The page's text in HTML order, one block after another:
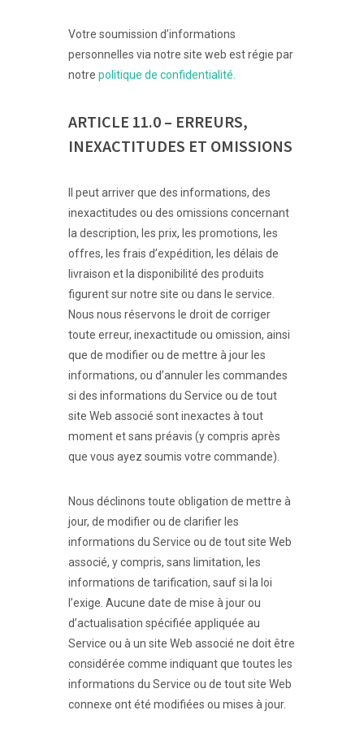
Votre soumission d’informations
personnelles via notre site web est régie par
notre politique de confidentialité.
ARTICLE 11.0 – ERREURS,
INEXACTITUDES ET OMISSIONS
Il peut arriver que des informations, des
inexactitudes ou des omissions concernant
la description, les prix, les promotions, les
offres, les frais d’expédition, les délais de
livraison et la disponibilité des produits
figurent sur notre site ou dans le service.
Nous nous réservons le droit de corriger
toute erreur, inexactitude ou omission, ainsi
que de modifier ou de mettre à jour les
informations, ou d’annuler les commandes
si des informations du Service ou de tout
site Web associé sont inexactes à tout
moment et sans préavis (y compris après
que vous ayez soumis votre commande).
Nous déclinons toute obligation de mettre à
jour, de modifier ou de clarifier les
informations du Service ou de tout site Web
associé, y compris, sans limitation, les
informations de tarification, sauf si la loi
l’exige. Aucune date de mise à jour ou
d’actualisation spécifiée appliquée au
Service ou à un site Web associé ne doit être
considérée comme indiquant que toutes les
informations du Service ou de tout site Web
connexe ont été modifiées ou mises à jour.